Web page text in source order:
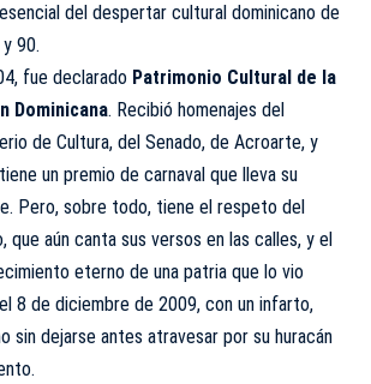
del despertar cultural dominicano de
90.
fue declarado Patrimonio Cultural de la
Dominicana. Recibió homenajes del
de Cultura, del Senado, de Acroarte, y
un premio de carnaval que lleva su
Pero, sobre todo, tiene el respeto del
que aún canta sus versos en las calles, y el
eterno de una patria que lo vio
8 de diciembre de 2009, con un infarto,
sin dejarse antes atravesar por su huracán